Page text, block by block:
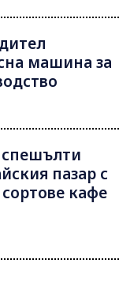
машина за
спешълти
пазар с
кафе